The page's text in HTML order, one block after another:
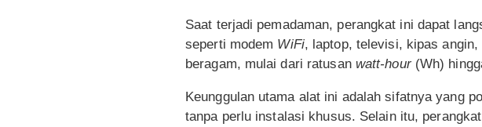
Saat terjadi pemadaman, perangkat ini dapat
seperti modem WiFi, laptop, televisi, kipas
beragam, mulai dari ratusan watt-hour(Wh)
Keunggulan utama alat ini adalah sifatnya yang
tanpa perlu instalasi khusus. Selain itu,